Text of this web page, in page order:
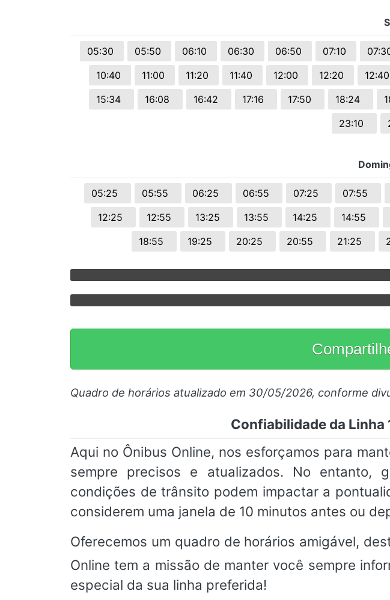
05:30 05:50 06:10 06:30 06:50 07:10
10:40
11:00 11:20 11:40 12:00 12:20 12:40
15:34
16:08 16:42 17:16 17:50 18:24
23:10
05:25 05:55 06:25 06:55 07:25 07:55
12:25
12:55 13:25 13:55 14:25 14:55
18:55
19:25 20:25 20:55 21:25
Quadro de horários atualizado em 30/05/2026, conforme
Confiabilidade da Linha
Aqui no Ônibus Online, nos esforçamos para
sempre precisos e atualizados. No entanto,
condições de trânsito podem impactar a
considerem uma janela de 10 minutos antes ou
Oferecemos um quadro de horários amigável,
Online tem a missão de manter você sempre
especial da sua linha preferida!